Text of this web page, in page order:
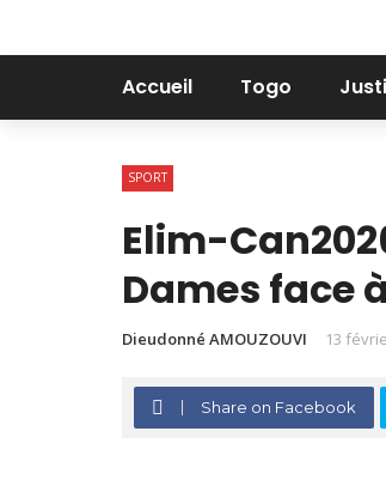
Accueil Togo
SPORT
Elim-
Dames face
Dieudonné AMOUZOUVI 13
Share on Facebook